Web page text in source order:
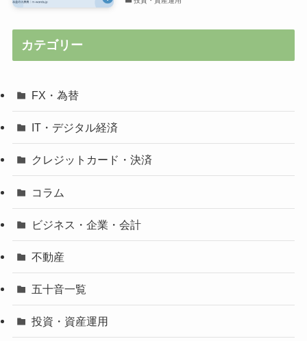
カテゴリー
FX・為替
IT・デジタル経済
クレジットカード・決済
コラム
ビジネス・企業・会計
不動産
五十音一覧
投資・資産運用